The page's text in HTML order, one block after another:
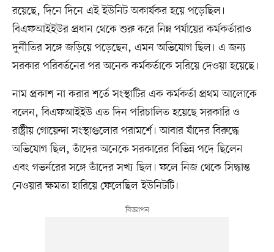
রয়েছে, দিনে দিনে এই ইউনিট অকার্যকর হয়ে পড়েছিল।
বিএফআইইউর প্রধান থেকে শুরু করে নিম্ন পর্যায়ের কর্মকর্তারাও
দুর্নীতির সঙ্গে জড়িয়ে পড়েছেন, এমন অভিযোগ ছিল। এ জন্য
সরকার পরিবর্তনের পর অনেক কর্মকর্তাকে সরিয়ে দেওয়া হয়েছে।
নাম প্রকাশ না করার শর্তে সংস্থাটির এক কর্মকর্তা প্রথম আলোকে
বলেন, বিএফআইইউ এত দিন পরিচালিত হয়েছে সরকারি ও
রাষ্ট্রীয় গোয়েন্দা সংস্থাগুলোর পরামর্শে। আবার যাঁদের বিরুদ্ধে
অভিযোগ ছিল, তাঁদের অনেকে সরকারের বিভিন্ন পদে ছিলেন
এবং গভর্নরের সঙ্গে তাঁদের সখ্য ছিল। ফলে নিজ থেকে সিদ্ধান্ত
নেওয়ার ক্ষমতা হারিয়ে ফেলেছিল ইউনিটটি।